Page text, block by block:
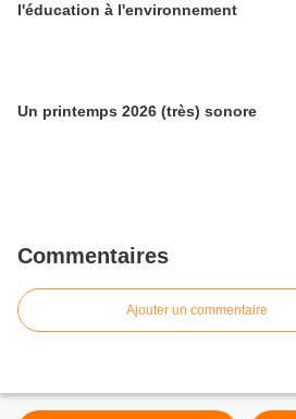
l'éducation à l'environnement
Un printemps 2026 (très) sonore
Commentaires
Ajouter un commentaire